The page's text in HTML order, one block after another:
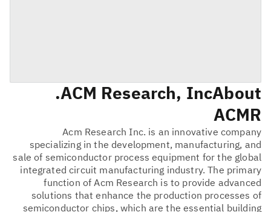
About
ACM Research, Inc.
ACMR
Acm Research Inc. is an innovative company
specializing in the development, manufacturing, and
sale of semiconductor process equipment for the global
integrated circuit manufacturing industry. The primary
function of Acm Research is to provide advanced
solutions that enhance the production processes of
semiconductor chips, which are the essential building